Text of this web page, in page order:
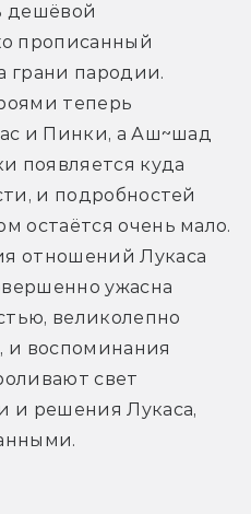
дешёвой
прописанный
грани пародии.
теперь
и Пинки, а Аш~шад
появляется куда
и подробностей
остаётся очень мало.
отношений Лукаса
ужасна
великолепно
и воспоминания
свет
и решения Лукаса,